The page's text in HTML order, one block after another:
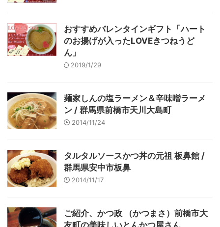
おすすめバレンタインギフト「ハート
のお揚げが入ったLOVEきつねうど
ん」
2019/1/29
麺家しんの塩ラーメン＆辛味噌ラーメ
ン / 群馬県前橋市天川大島町
2014/11/24
タルタルソースかつ丼の元祖 板鼻館 /
群馬県安中市板鼻
2014/11/17
ご紹介、かつ政 （かつまさ）前橋市大
友町の美味しいとんかつ屋さん